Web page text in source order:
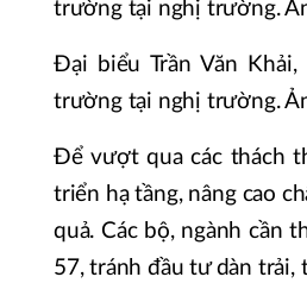
Đại biểu Trần Văn
trường tại nghị trường.
Để vượt qua các thách
triển hạ tầng, nâng cao
quả. Các bộ, ngành cần
57, tránh đầu tư dàn trải,